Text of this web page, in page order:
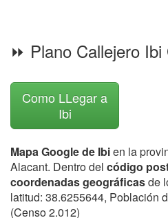
⏩ Plano Callejero
Como LLegar a
Ibi
Mapa Google de Ibien la
Alacant. Dentro del código
coordenadas geográficasde
latitud: 38.6255644, Población
(Censo 2.012)